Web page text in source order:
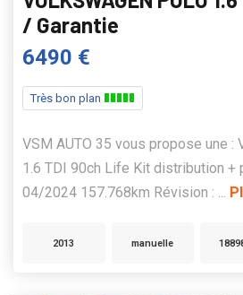
/ Garantie
6490 €
Très bon plan
VSM AUTO 35 vous propose une :
1.6 TDI 90ch Life Kit distribution +
04/2024 157.768km Révision : ...
2013 manuelle